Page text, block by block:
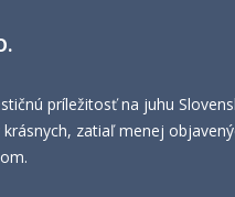
príležitosť na juhu
zatiaľ menej